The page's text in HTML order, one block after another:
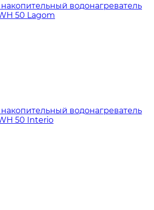
водонагреватель
50 Lagom
водонагреватель
50 Interio